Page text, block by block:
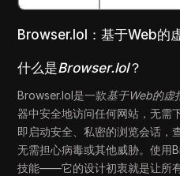
Browser.lol：基于Web的
什么是Browser.lol？
Browser.lol是一款基于Web的虚
器中安全地访问任何网站，无需
即启动安全、私密的浏览会话，
无需担心病毒或其他威胁。使用
技能——它的设计初衷就是让所有